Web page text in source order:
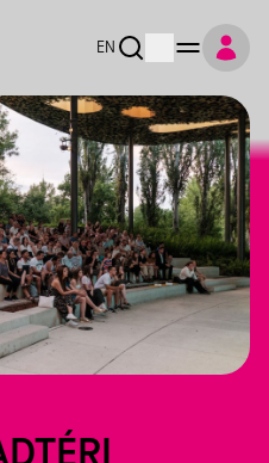
EN